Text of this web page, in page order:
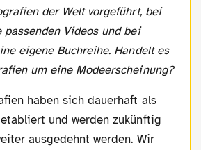
der Welt vorgeführt, bei
passenden Videos und bei
eigene Buchreihe. Handelt es
um eine Modeerscheinung?
haben sich dauerhaft als
und werden zukünftig
ausgedehnt werden. Wir